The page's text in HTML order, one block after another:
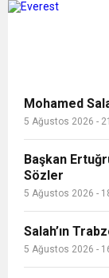
MGD’DEN
18:59
13:09
21:51 Mohamed
Mohamed
5 Ağustos 2026 -
Başkan
Sözler
5 Ağustos 2026 -
Salah’ın
5 Ağustos 2026 -